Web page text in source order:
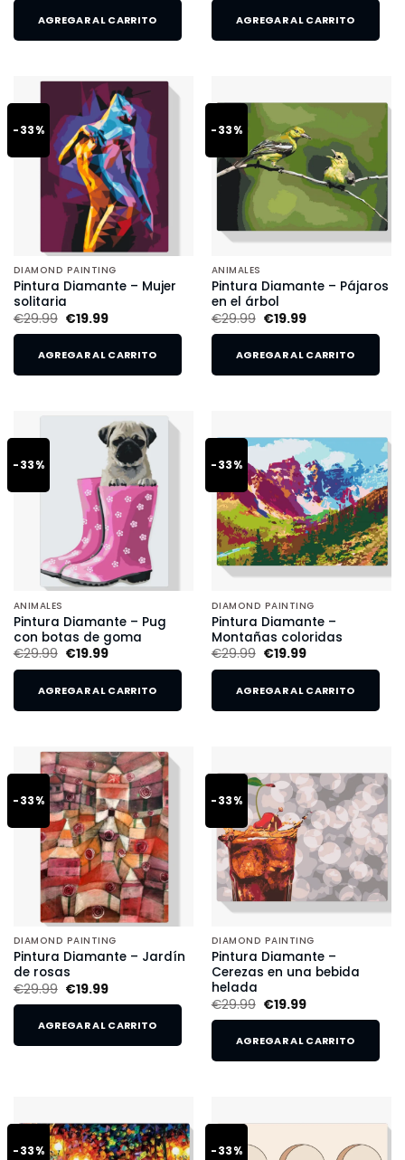
AGREGAR AL CARRITO AGREGAR AL CARRITO
-33%
DIAMOND PAINTING
Pintura Diamante – Mujer
solitaria
€29.99 €19.99
AGREGAR AL CARRITO
-33%
ANIMALES
Pintura Diamante – Pájaros
en el árbol
€29.99 €19.99
AGREGAR AL CARRITO
-33%
ANIMALES
Pintura Diamante – Pug
con botas de goma
€29.99 €19.99
AGREGAR AL CARRITO
-33%
DIAMOND PAINTING
Pintura Diamante –
Montañas coloridas
€29.99 €19.99
AGREGAR AL CARRITO
-33%
DIAMOND PAINTING
Pintura Diamante – Jardín
de rosas
€29.99 €19.99
AGREGAR AL CARRITO
-33%
DIAMOND PAINTING
Pintura Diamante –
Cerezas en una bebida
helada
€29.99 €19.99
AGREGAR AL CARRITO
-33% -33%